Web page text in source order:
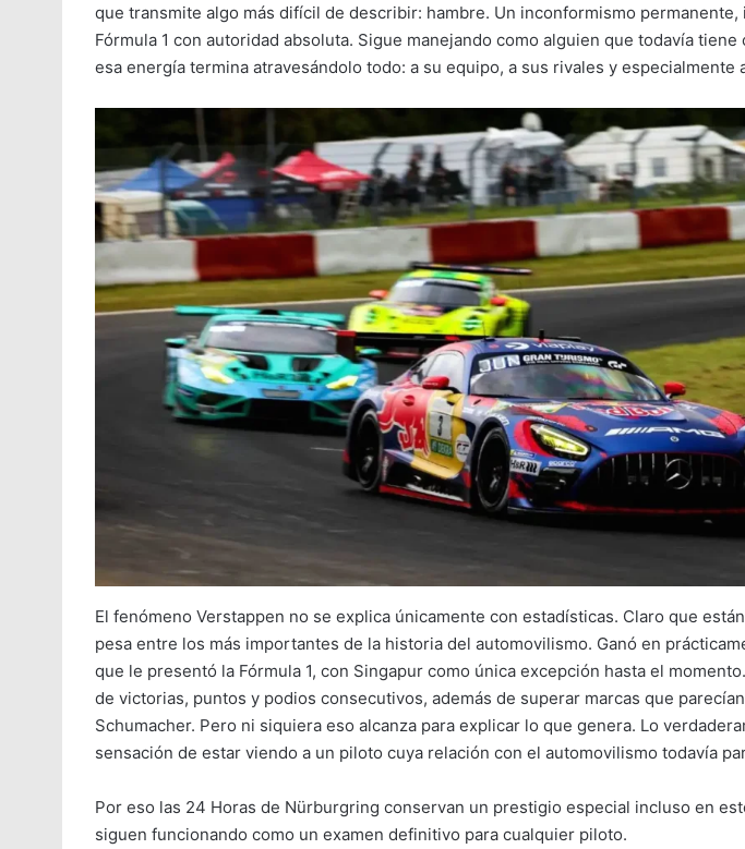
que transmite algo más difícil de describir: hambre. Un inconformismo permanente,
Fórmula 1 con autoridad absoluta. Sigue manejando como alguien que todavía tiene
esa energía termina atravesándolo todo: a su equipo, a sus rivales y especialmente
El fenómeno Verstappen no se explica únicamente con estadísticas. Claro que
pesa entre los más importantes de la historia del automovilismo. Ganó en
que le presentó la Fórmula 1, con Singapur como única excepción hasta el
de victorias, puntos y podios consecutivos, además de superar marcas que
Schumacher. Pero ni siquiera eso alcanza para explicar lo que genera. Lo
sensación de estar viendo a un piloto cuya relación con el automovilismo todavía
Por eso las 24 Horas de Nürburgring conservan un prestigio especial incluso en
siguen funcionando como un examen definitivo para cualquier piloto.